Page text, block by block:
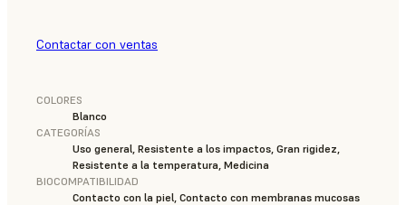
Contactar con ventas
COLORES
Blanco
CATEGORÍAS
Uso general, Resistente a los impactos, Gran rigidez,
Resistente a la temperatura, Medicina
BIOCOMPATIBILIDAD
Contacto con la piel, Contacto con membranas mucosas